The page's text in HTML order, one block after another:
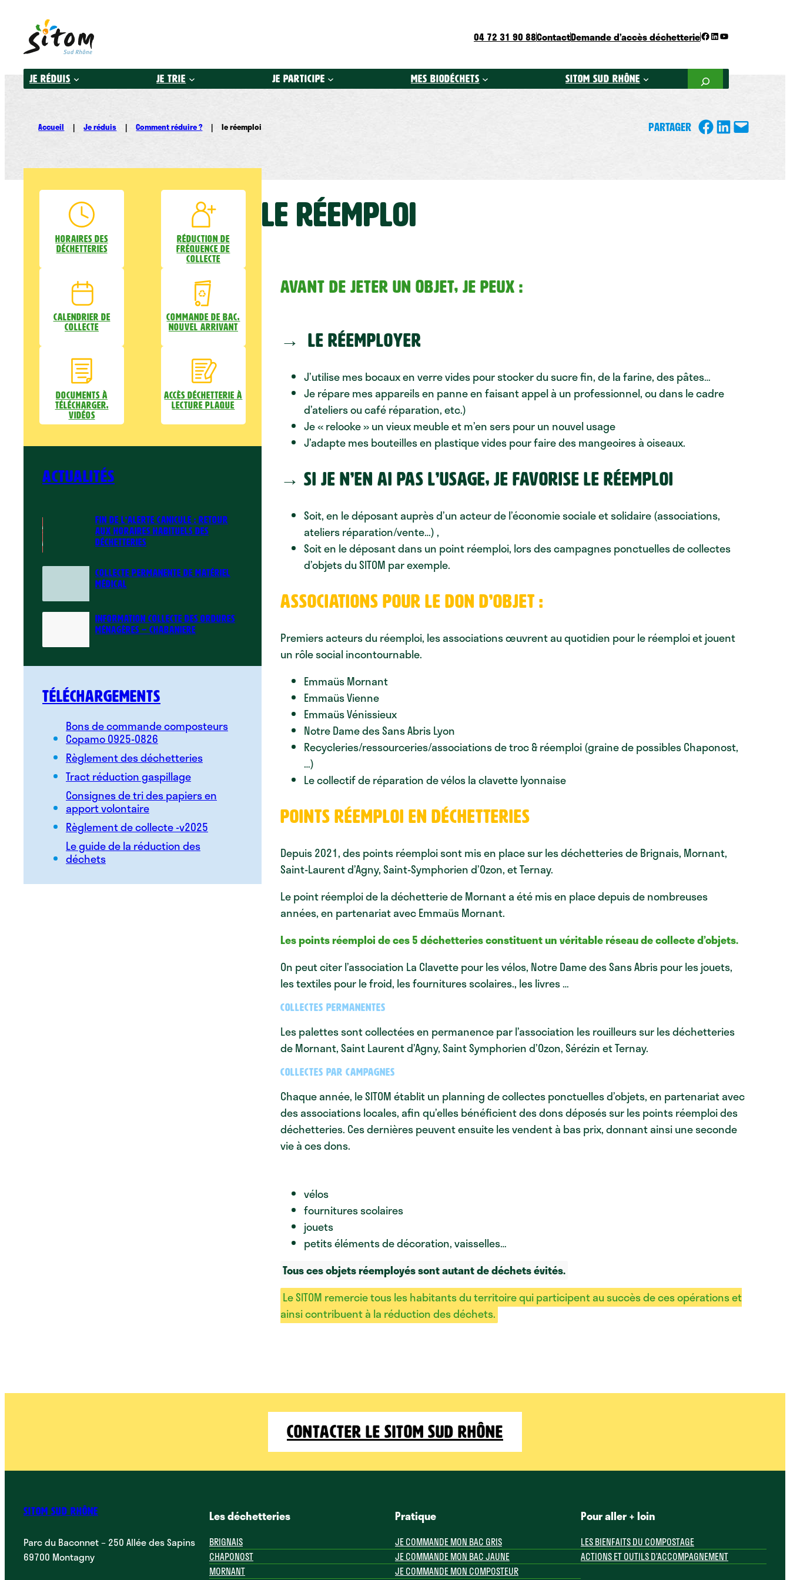
contenu
04 72 31 90 88ContactDemande d’accès déchetterieFacebook
LinkedIn
YouTube
Je réduis Je trie Je participe Mes biodéchets SITOM SUD RHôNE Rechercher
Accueil | Je réduis | Comment réduire ? | le réemploi PARTAGER partager
partager
partager
Horaires des
déchetteries
Réduction de
fréquence de
collecte
Calendrier de
collecte
Commande de bac,
nouvel arrivant
Documents à
télécharger,
vidéos
Accès déchetterie à
lecture plaque
Actualités
FIN DE L’ALERTE CANICULE : RETOUR
AUX HORAIRES HABITUELS DES
DÉCHETTERIES
COLLECTE PERMANENTE DE MATÉRIEL
MÉDICAL
INFORMATION COLLECTE DES ORDURES
MÉNAGÈRES – CHABANIERE
Téléchargements
Bons de commande composteurs
Copamo 0925-0826
Règlement des déchetteries
Tract réduction gaspillage
Consignes de tri des papiers en
apport volontaire
Règlement de collecte -v2025
Le guide de la réduction des
déchets
le réemploi
AVANT DE JETER UN OBJET, JE PEUX :
→ le réemployer
J’utilise mes bocaux en verre vides pour stocker du sucre fin, de la farine, des pâtes…
Je répare mes appareils en panne en faisant appel à un professionnel, ou dans le cadre
d’ateliers ou café réparation, etc.)
Je « relooke » un vieux meuble et m’en sers pour un nouvel usage
J’adapte mes bouteilles en plastique vides pour faire des mangeoires à oiseaux.
→ Si je n’en ai pas l’usage, je favorise le réemploi
Soit, en le déposant auprès d’un acteur de l’économie sociale et solidaire (associations,
ateliers réparation/vente…) ,
Soit en le déposant dans un point réemploi, lors des campagnes ponctuelles de collectes
d’objets du SITOM par exemple.
ASSOCIATIONs POUR LE DON D’OBJET :
Premiers acteurs du réemploi, les associations œuvrent au quotidien pour le réemploi et jouent
un rôle social incontournable.
Emmaüs Mornant
Emmaüs Vienne
Emmaüs Vénissieux
Notre Dame des Sans Abris Lyon
Recycleries/ressourceries/associations de troc & réemploi (graine de possibles Chaponost,
…)
Le collectif de réparation de vélos la clavette lyonnaise
Points réemploi en déchetteries
Depuis 2021, des points réemploi sont mis en place sur les déchetteries de Brignais, Mornant,
Saint-Laurent d’Agny, Saint-Symphorien d’Ozon, et Ternay.
Le point réemploi de la déchetterie de Mornant a été mis en place depuis de nombreuses
années, en partenariat avec Emmaüs Mornant.
Les points réemploi de ces 5 déchetteries constituent un véritable réseau de collecte d’objets.
On peut citer l’association La Clavette pour les vélos, Notre Dame des Sans Abris pour les jouets,
les textiles pour le froid, les fournitures scolaires., les livres …
Collectes permanentes
Les palettes sont collectées en permanence par l’association les rouilleurs sur les déchetteries
de Mornant, Saint Laurent d’Agny, Saint Symphorien d’Ozon, Sérézin et Ternay.
Collectes par campagnes
Chaque année, le SITOM établit un planning de collectes ponctuelles d’objets, en partenariat avec
des associations locales, afin qu’elles bénéficient des dons déposés sur les points réemploi des
déchetteries. Ces dernières peuvent ensuite les vendent à bas prix, donnant ainsi une seconde
vie à ces dons.
vélos
fournitures scolaires
jouets
petits éléments de décoration, vaisselles…
Tous ces objets réemployés sont autant de déchets évités.
Le SITOM remercie tous les habitants du territoire qui participent au succès de ces opérations et
ainsi contribuent à la réduction des déchets.
Contacter le Sitom Sud Rhône
SITOM SUD RHÔNE
Parc du Baconnet – 250 Allée des Sapins
69700 Montagny
Les déchetteries
BRIGNAIS
CHAPONOST
MORNANT
Pratique
JE COMMANDE MON BAC GRIS
JE COMMANDE MON BAC JAUNE
JE COMMANDE MON COMPOSTEUR
Pour aller + loin
LES BIENFAITS DU COMPOSTAGE
ACTIONS ET OUTILS D’ACCOMPAGNEMENT